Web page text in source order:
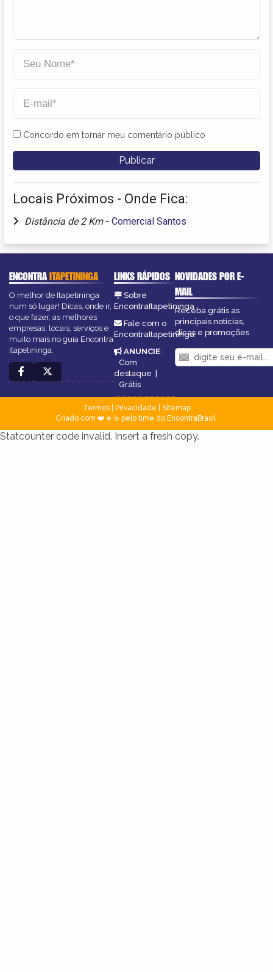
Concordo em tornar meu comentário público
Locais Próximos - Onde Fica:
Distância de 2 Km - Comercial Santos
ENCONTRAITAPETININGA
O melhor de Itapetininga
num só lugar! Dicas, onde ir,
o que fazer, as melhores
empresas, locais, serviços e
muito mais no guia Encontra
Itapetininga.
LINKS RÁPIDOS
Sobre
EncontraItapetininga
Fale com o
EncontraItapetininga
ANUNCIE:
Com
destaque
Grátis
NOVIDADES POR E-
MAIL
Receba grátis as
principais notícias,
dicas e promoções
Termos| Privacidade
Sitemap
Criado com ❤️ e ☕ pelo time do EncontraBrasil
Statcounter code invalid. Insert a fresh copy.